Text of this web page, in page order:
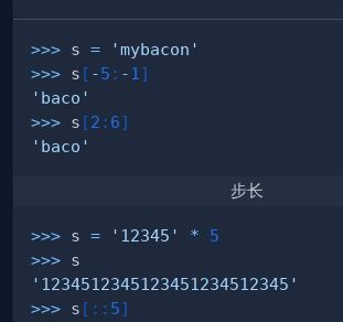
>>> s =
'mybacon'
>>> s [ -5 : -1 ]
'baco'
>>> s [2 : 6]
'baco'
步长
>>> s = '12345' *
5
>>>
'1234512345123451234512345'
>>> s [ : : 5]